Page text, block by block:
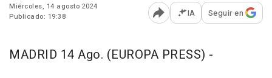
Miércoles, 14 agosto 2024
Publicado: 19:38
Abrir opciones para
IA Seguir en
MADRID 14 Ago. (EUROPA PRESS) -